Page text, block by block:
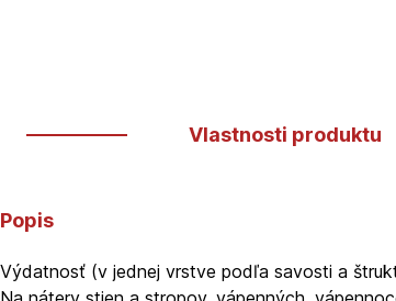
Vlastnosti produktu
Popis
Výdatnosť (v jednej vrstve podľa savosti a